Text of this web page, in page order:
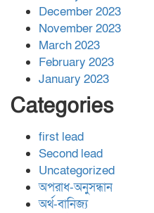
December 2023
November 2023
March 2023
February 2023
January 2023
Categories
first lead
Second lead
Uncategorized
অপরাধ-অনুসন্ধান
অর্থ-বানিজ্য